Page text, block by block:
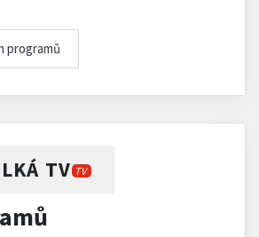
programů
TV TV